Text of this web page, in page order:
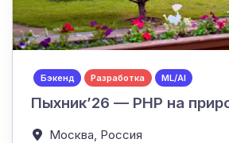
Бэкенд Разработка ML/AI
Пыхник’26 — PHP на
Москва, Россия